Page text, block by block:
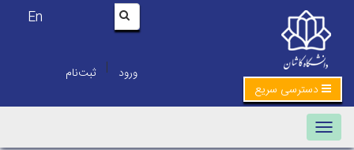
En
ورود | ثبت‌نام
دسترسی سریع
Toggle navigation